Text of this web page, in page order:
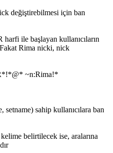
değiştirebilmesi için ban
ile başlayan kullanıcıların
Rima nicki, nick
~n:Rima!*
sahip kullanıcılara ban
belirtilecek ise, aralarına